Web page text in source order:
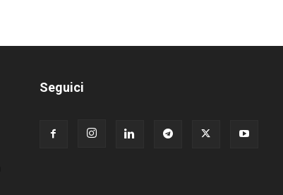
Seguici